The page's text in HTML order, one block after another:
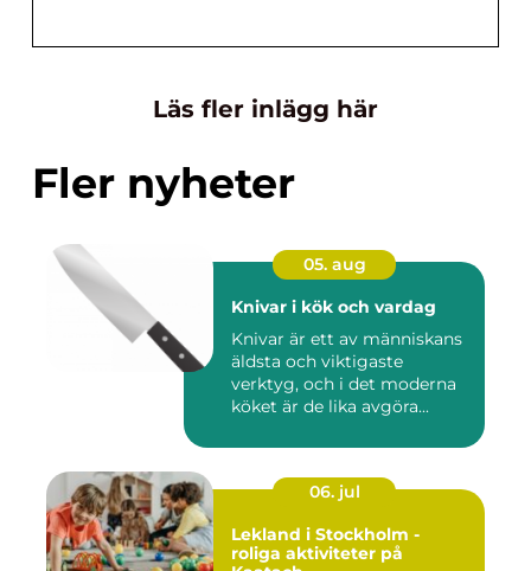
Läs fler inlägg här
Fler nyheter
05. aug
Knivar i kök och vardag
Knivar är ett av människans
äldsta och viktigaste
verktyg, och i det moderna
köket är de lika avgöra...
06. jul
Lekland i Stockholm -
roliga aktiviteter på